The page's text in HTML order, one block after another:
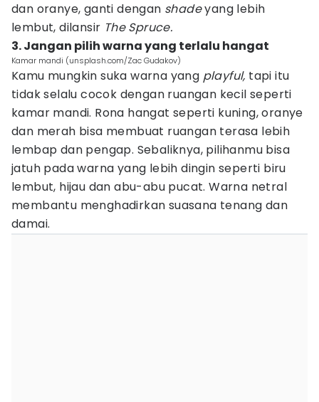
dan oranye, ganti dengan shadeyang lebih
lembut, dilansir The Spruce.
3. Jangan pilih warna yang terlalu hangat
Kamar mandi (unsplash.com/Zac Gudakov)
Kamu mungkin suka warna yang playful, tapi itu
tidak selalu cocok dengan ruangan kecil seperti
kamar mandi. Rona hangat seperti kuning, oranye
dan merah bisa membuat ruangan terasa lebih
lembap dan pengap. Sebaliknya, pilihanmu bisa
jatuh pada warna yang lebih dingin seperti biru
lembut, hijau dan abu-abu pucat. Warna netral
membantu menghadirkan suasana tenang dan
damai.